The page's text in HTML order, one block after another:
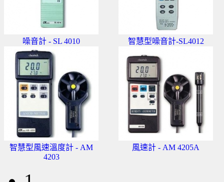
噪音計 - SL 4010 智慧型噪音計-SL4012
智慧型風速溫度計 - AM
4203
風速計 - AM 4205A